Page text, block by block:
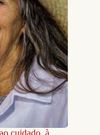
cuidado, à